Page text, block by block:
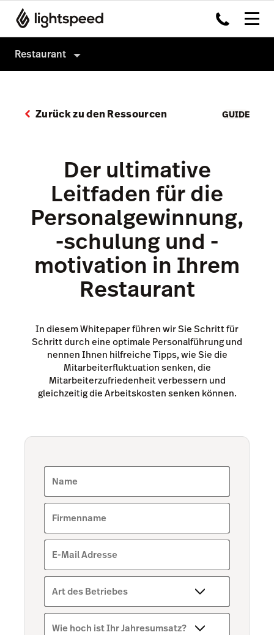
Restaurant
Produkte
Capital
Inventory
Order Anywhere
Accounting
Tableside
Lightspeed AI
Küchenmonitor
Pulse-App
Reservations
Tempo
Benchmarks & Trends
Systemgastronomie
Preise
Zurück zu den Ressourcen GUIDE
Der ultimative
Leitfaden für die
Personalgewinnung,
-schulung und -
motivation in Ihrem
Restaurant
In diesem Whitepaper führen wir Sie Schritt für
Schritt durch eine optimale Personalführung und
nennen Ihnen hilfreiche Tipps, wie Sie die
Mitarbeiterfluktuation senken, die
Mitarbeiterzufriedenheit verbessern und
gleichzeitig die Arbeitskosten senken können.
Name
Firmenname
E-Mail Adresse
Art des Betriebes
Wie hoch ist Ihr Jahresumsatz?